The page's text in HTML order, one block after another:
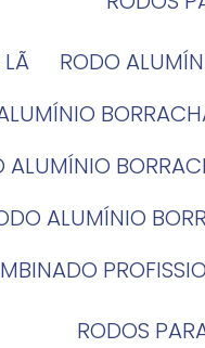
LÃ RODO
ALUMÍNIO
ALUMÍNIO
ALUMÍNIO
RODOS